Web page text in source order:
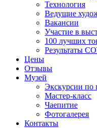
Технология
Ведущие
Вакансии
Участие в
100 лучших
Результаты
Цены
Отзывы
Музей
Экскурсии по
Мастер-класс
Чаепитие
Фотогалерея
Контакты